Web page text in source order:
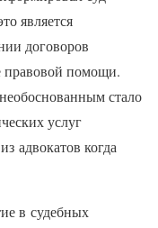
является
договоров
правовой помощи.
стало
услуг
адвокатов когда
в судебных